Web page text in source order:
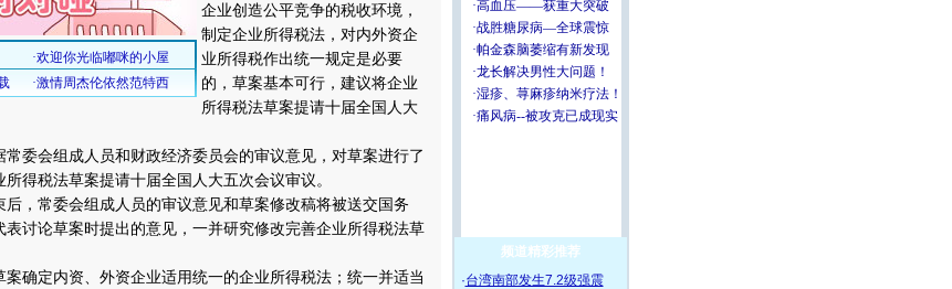
企业创造公平竞争的税收环境，
制定企业所得税法，对内外资企
业所得税作出统一规定是必要
的，草案基本可行，建议将企业
所得税法草案提请十届全国人大
会组成人员和财政经济委员会的审议意见，对草案进行了
得税法草案提请十届全国人大五次会议审议。
常委会组成人员的审议意见和草案修改稿将被送交国务
表讨论草案时提出的意见，一并研究修改完善企业所得税法草
定内资、外资企业适用统一的企业所得税法；统一并适当
频道精彩推荐
·台湾南部发生7.2级强震